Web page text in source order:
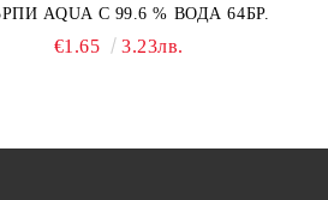
КЪРПИ AQUA С 99.6 % ВОДА 64БР.
€1.65 3.23лв.